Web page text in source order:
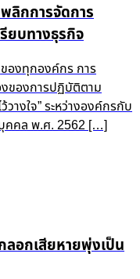
ลิกการจัดการ
ยบทางธุรกิจ
องทุกองค์กร การ
ของการปฏิบัติตาม
างใจ” ระหว่างองค์กรกับ
คคล พ.ศ. 2562 […]
อกเสียหายพุ่งเป็น